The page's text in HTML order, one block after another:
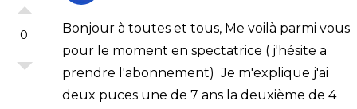
0
Bonjour à toutes et tous, Me voilà parmi vous
pour le moment en spectatrice ( j'hésite a
prendre l'abonnement) Je m'explique j'ai
deux puces une de 7 ans la deuxième de 4